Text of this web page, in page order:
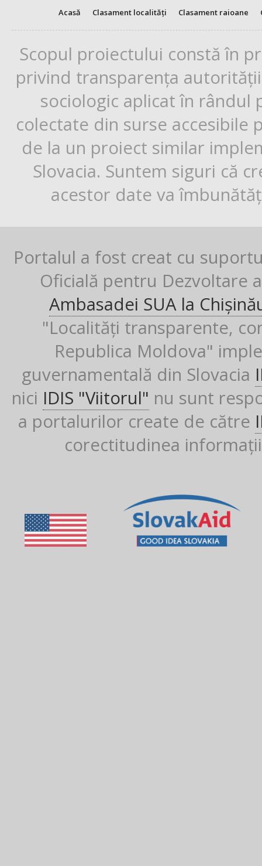
Acasă Clasament localități Clasament raioane
Scopul proiectului constă în
privind transparența
sociologic aplicat în rândul
colectate din surse
de la un proiect similar
Slovacia. Suntem siguri că
acestor date va
Portalul a fost creat cu
Oficială pentru Dezvoltare
Ambasadei SUA la
"Localități transparente,
Republica Moldova"
guvernamentală din Slovacia
nici IDIS "Viitorul" nu sunt
a portalurilor create de către
corectitudinea